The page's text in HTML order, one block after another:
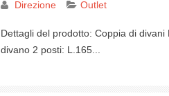
Direzione Outlet
Dettagli del prodotto: Coppia di
divano 2 posti: L.165...